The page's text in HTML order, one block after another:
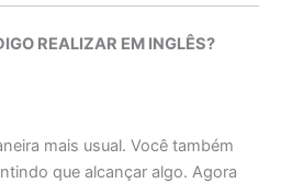
REALIZAR EM INGLÊS?
mais usual. Você também
que alcançar algo. Agora